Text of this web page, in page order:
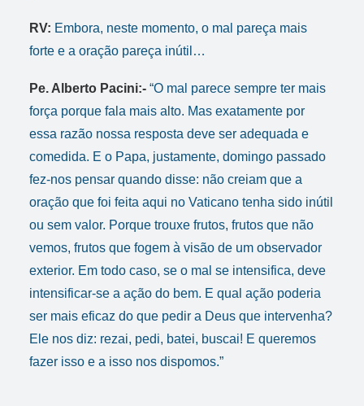
RV: Embora, neste momento, o mal pareça mais
forte e a oração pareça inútil…
Pe. Alberto Pacini:- “O mal parece sempre ter mais
força porque fala mais alto. Mas exatamente por
essa razão nossa resposta deve ser adequada e
comedida. E o Papa, justamente, domingo passado
fez-nos pensar quando disse: não creiam que a
oração que foi feita aqui no Vaticano tenha sido inútil
ou sem valor. Porque trouxe frutos, frutos que não
vemos, frutos que fogem à visão de um observador
exterior. Em todo caso, se o mal se intensifica, deve
intensificar-se a ação do bem. E qual ação poderia
ser mais eficaz do que pedir a Deus que intervenha?
Ele nos diz: rezai, pedi, batei, buscai! E queremos
fazer isso e a isso nos dispomos.”